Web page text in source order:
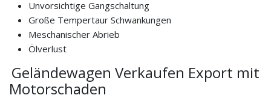
Unvorsichtige Gangschaltung
Große Tempertaur Schwankungen
Meschanischer Abrieb
Ölverlust
Geländewagen Verkaufen Export mit
Motorschaden